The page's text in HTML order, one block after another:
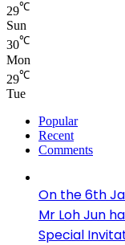
29℃
Sun
30℃
Mon
29℃
Tue
Popular
Recent
Comments
On the 6th
Mr Loh Jun
Special